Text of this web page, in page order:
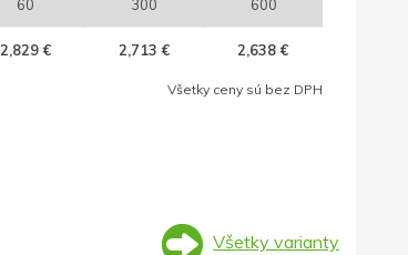
60 300 600
2,829 € 2,713 € 2,638 €
Všetky ceny sú bez DPH
Všetky varianty